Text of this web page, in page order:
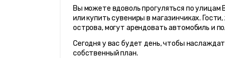
Вы можете вдоволь прогуляться по
или купить сувениры в магазинчиках.
острова, могут арендовать автомобиль и
Сегодня у вас будет день, чтобы
собственный план.